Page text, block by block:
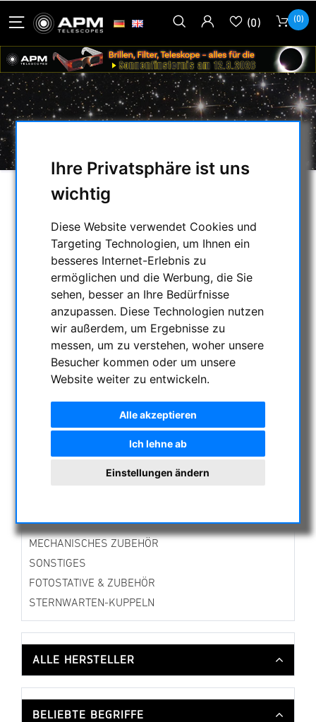
Ihre Privatsphäre ist uns
wichtig
Diese Website verwendet Cookies und
Targeting Technologien, um Ihnen ein
besseres Internet-Erlebnis zu
ermöglichen und die Werbung, die Sie
sehen, besser an Ihre Bedürfnisse
anzupassen. Diese Technologien nutzen
wir außerdem, um Ergebnisse zu
messen, um zu verstehen, woher unsere
Besucher kommen oder um unsere
Website weiter zu entwickeln.
Alle akzeptieren
Ich lehne ab
Einstellungen ändern
(0) (0)
AUSWAHL
KATEGORIEN
NACHTSICHTGERÄTE , WÄRMEKAMERAS &
ENTFERNUNGSMESSER
AKTUELLE ANGEBOTE
ASTROPROFESSIONAL TELESCOPES
SECONDHAND & LAGERBESTAND
APM PRODUKTE
ASTROEINSTIEG
SONNENBEOBACHTUNG
FERNGLÄSER, SPEKTIVE
OPTISCHES ZUBEHÖR
MECHANISCHES ZUBEHÖR
SONSTIGES
FOTOSTATIVE & ZUBEHÖR
STERNWARTEN-KUPPELN
ALLE HERSTELLER
BELIEBTE BEGRIFFE